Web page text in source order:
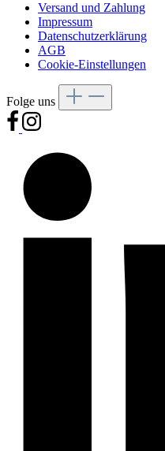
Versand und Zahlung
Impressum
Datenschutzerklärung
AGB
Cookie-Einstellungen
Folge uns